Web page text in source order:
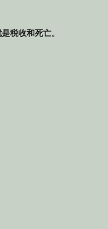
税收和死亡。